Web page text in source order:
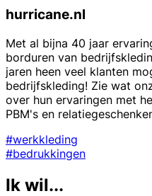
hurricane.nl
Met al bijna 40 jaar
borduren van
jaren heen veel klanten
bedrijfskleding! Zie wat
over hun ervaringen met
PBM's en
#werkkleding
#bedrukkingen
Ik wil...